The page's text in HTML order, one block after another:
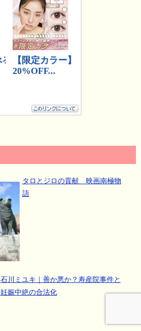
タロとジロの貢献 映画南極物
語
石川ミユキ｜善か悪か？寿産院事件と
妊娠中絶の合法化